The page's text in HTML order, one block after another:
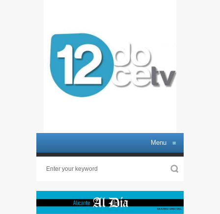
Menu ≡